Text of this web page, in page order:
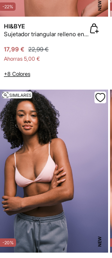
-22% NEW
HI&BYE
Sujetador triangular relleno encaje rosa
17,99 € 22,99 €
Ahorras 5,00 €
+8 Colores
-20% NEW
SIMILARES